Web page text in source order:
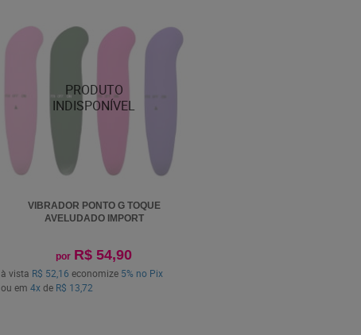
VIBRADOR PONTO G TOQUE
AVELUDADO IMPORT
por R$ 54,90
à vista R$ 52,16 economize 5% no Pix
ou em 4xde R$ 13,72